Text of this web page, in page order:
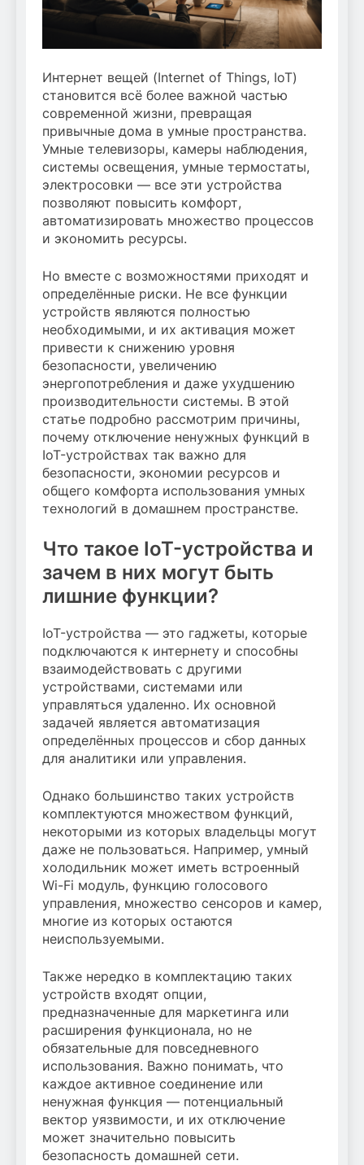
Интернет вещей (Internet of Things, IoT)
становится всё более важной частью
современной жизни, превращая
привычные дома в умные пространства.
Умные телевизоры, камеры наблюдения,
системы освещения, умные термостаты,
электросовки — все эти устройства
позволяют повысить комфорт,
автоматизировать множество процессов
и экономить ресурсы.
Но вместе с возможностями приходят и
определённые риски. Не все функции
устройств являются полностью
необходимыми, и их активация может
привести к снижению уровня
безопасности, увеличению
энергопотребления и даже ухудшению
производительности системы. В этой
статье подробно рассмотрим причины,
почему отключение ненужных функций в
IoT-устройствах так важно для
безопасности, экономии ресурсов и
общего комфорта использования умных
технологий в домашнем пространстве.
Что такое IoT-устройства и
зачем в них могут быть
лишние функции?
IoT-устройства — это гаджеты, которые
подключаются к интернету и способны
взаимодействовать с другими
устройствами, системами или
управляться удаленно. Их основной
задачей является автоматизация
определённых процессов и сбор данных
для аналитики или управления.
Однако большинство таких устройств
комплектуются множеством функций,
некоторыми из которых владельцы могут
даже не пользоваться. Например, умный
холодильник может иметь встроенный
Wi-Fi модуль, функцию голосового
управления, множество сенсоров и камер,
многие из которых остаются
неиспользуемыми.
Также нередко в комплектацию таких
устройств входят опции,
предназначенные для маркетинга или
расширения функционала, но не
обязательные для повседневного
использования. Важно понимать, что
каждое активное соединение или
ненужная функция — потенциальный
вектор уязвимости, и их отключение
может значительно повысить
безопасность домашней сети.